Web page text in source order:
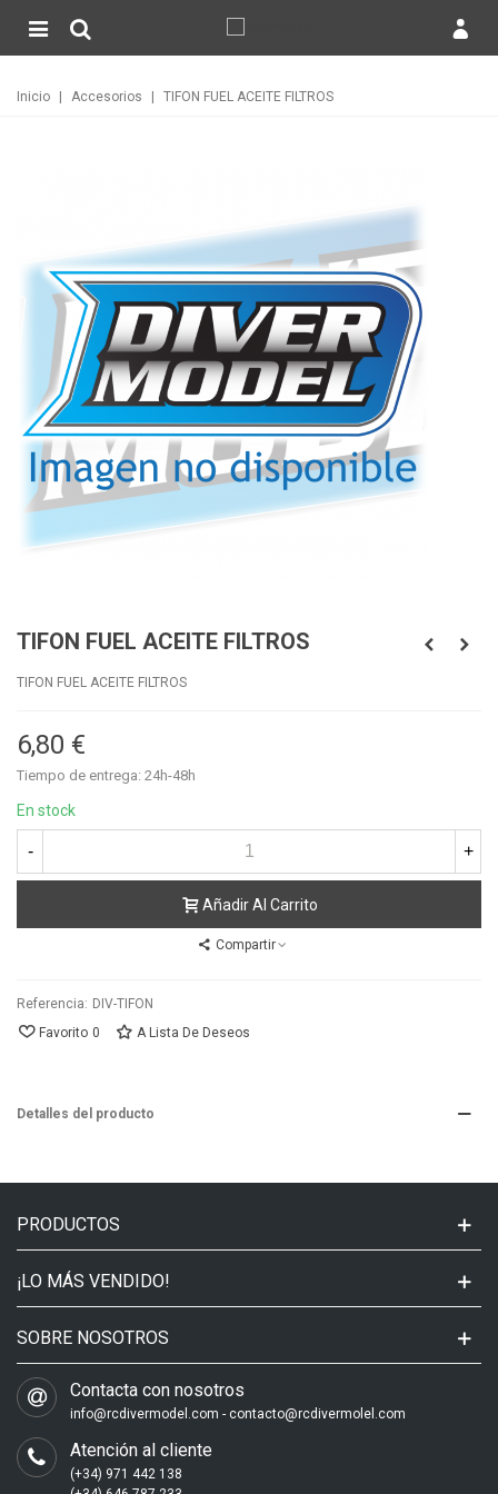
Inicio Accesorios TIFON FUEL ACEITE FILTROS
TIFON FUEL ACEITE FILTROS
TIFON FUEL ACEITE FILTROS
6,80 €
Tiempo de entrega: 24h-48h
En stock
- +
Añadir Al Carrito
Compartir
Referencia: DIV-TIFON
Favorito 0 A Lista De Deseos
Detalles del producto
PRODUCTOS
¡LO MÁS VENDIDO!
SOBRE NOSOTROS
Contacta con nosotros
info@rcdivermodel.com - contacto@rcdivermolel.com
Atención al cliente
(+34) 971 442 138